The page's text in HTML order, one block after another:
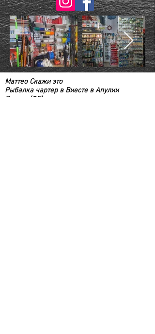
Маттео Скажи это
Рыбалка чартер в Виесте в Апулии
Виесте (ФГ)